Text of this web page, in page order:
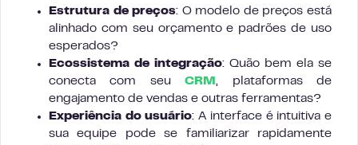
Estrutura de preços: O modelo de preços está
alinhado com seu orçamento e padrões de uso
esperados?
Ecossistema de integração: Quão bem ela se
conecta com seuCRM, plataformas de
engajamento de vendas e outras ferramentas?
Experiência do usuário: A interface é intuitiva e
sua equipe pode se familiarizar rapidamente